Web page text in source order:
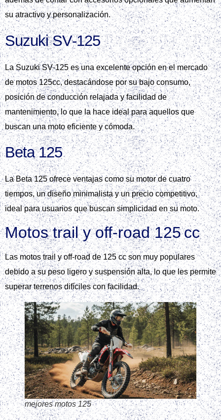
su atractivo y personalización.
Suzuki SV‑125
La Suzuki SV‑125 es una excelente opción en el mercado
de motos 125cc, destacándose por su bajo consumo,
posición de conducción relajada y facilidad de
mantenimiento, lo que la hace ideal para aquellos que
buscan una moto eficiente y cómoda.
Beta 125
La Beta 125 ofrece ventajas como su motor de cuatro
tiempos, un diseño minimalista y un precio competitivo,
ideal para usuarios que buscan simplicidad en su moto.
Motos trail y off‑road 125 cc
Las motos trail y off-road de 125 cc son muy populares
debido a su peso ligero y suspensión alta, lo que les permite
superar terrenos difíciles con facilidad.
mejores motos 125